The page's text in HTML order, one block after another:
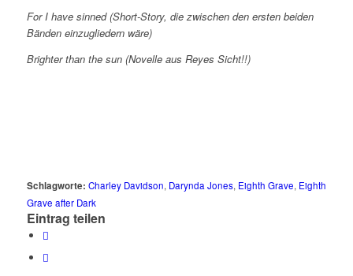
For I have sinned (Short-Story, die zwischen den ersten beiden
Bänden einzugliedern wäre)
Brighter than the sun (Novelle aus Reyes Sicht!!)
Schlagworte: Charley Davidson, Darynda Jones, Eighth Grave, Eighth
Grave after Dark
Eintrag teilen